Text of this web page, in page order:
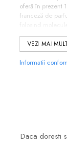
oferă în prezent
franceză de
intens.
parfumurile
Carnals.
brandul includ
VEZI MAI MULT
Informatii
Daca doresti